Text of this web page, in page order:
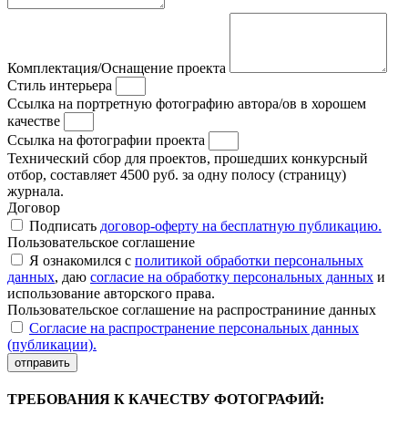
Комплектация/Оснащение проекта
Стиль интерьера
Ссылка на портретную фотографию автора/ов в хорошем
качестве
Ссылка на фотографии проекта
Технический сбор для проектов, прошедших конкурсный
отбор, составляет 4500 руб. за одну полосу (страницу)
журнала.
Договор
Подписать договор-оферту на бесплатную публикацию.
Пользовательское соглашение
Я ознакомился с политикой обработки персональных
данных, даю согласие на обработку персональных данных и
использование авторского права.
Пользовательское соглашение на распространиние данных
Согласие на распространение персональных данных
(публикации).
отправить
ТРЕБОВАНИЯ К КАЧЕСТВУ ФОТОГРАФИЙ: